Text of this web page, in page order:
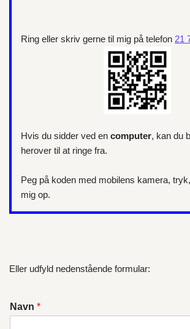
Ring eller skriv gerne til mig på telefon 21
Hvis du sidder ved en computer, kan du
herover til at ringe fra.
Peg på koden med mobilens kamera,
mig op.
Eller udfyld nedenstående formular:
Navn *